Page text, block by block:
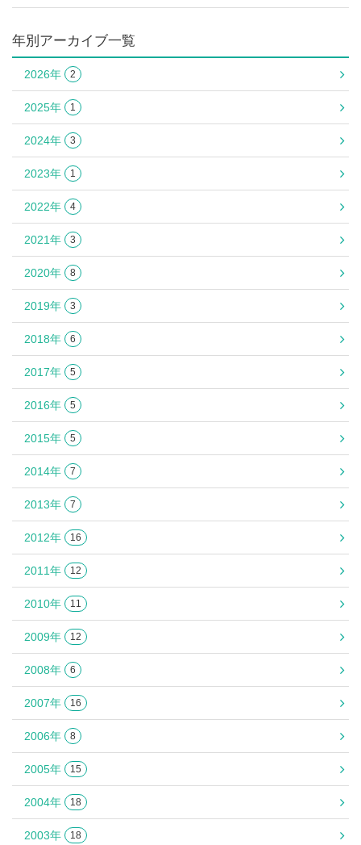
年別アーカイブ一覧
2026年 2
2025年 1
2024年 3
2023年 1
2022年 4
2021年 3
2020年 8
2019年 3
2018年 6
2017年 5
2016年 5
2015年 5
2014年 7
2013年 7
2012年 16
2011年 12
2010年 11
2009年 12
2008年 6
2007年 16
2006年 8
2005年 15
2004年 18
2003年 18